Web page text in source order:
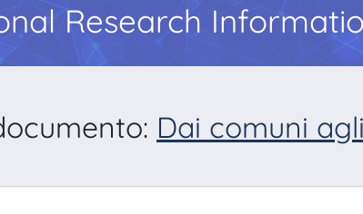
Research
Dai comuni